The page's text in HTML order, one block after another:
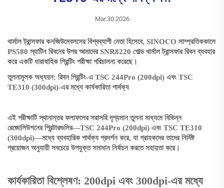
Mar.30.2026
থার্মাল ট্রান্সফার কনজিউমেবলসের বিশ্বব্যাপী নেতা হিসেবে, SINOCO সাম্প্রতিককালে
PS580 স্যাটিন রিবনের উপর আমাদের SNR8220 গোল্ড থার্মাল ট্রান্সফার রিবন ব্যবহার
করে একটি ধারাবাহিক প্রিন্টিং পরীক্ষা পরিচালনা করেছে।
তুলনামূলক অধ্যয়ন: রিবন প্রিন্টিং-এ TSC 244Pro (200dpi) এবং TSC
TE310 (300dpi)-এর মধ্যে কার্যকারিতা পার্থক্য
এই পরীক্ষাটি স্থানান্তর ফলাফলের সরাসরি দৃশ্যমান তুলনা মাধ্যমে বিভিন্ন
রেজোলিউশনের প্রিন্টারগুলির—TSC 244Pro (200dpi) এবং TSC TE310
(300dpi)—মধ্যে ব্যবহারিক পার্থক্য প্রদর্শন করে, যা গ্রাহকদের তাদের নির্দিষ্ট
প্রয়োজন অনুযায়ী সবচেয়ে উপযুক্ত সমাধান নির্বাচন করতে সহায়তা করে।
কার্যকারিতা বিশ্লেষণ: 200dpi এবং 300dpi-এর মধ্যে